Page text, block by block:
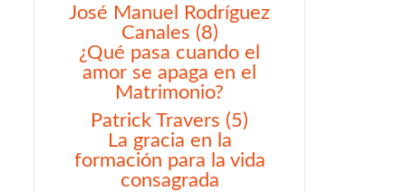
José Manuel Rodríguez
Canales (8)
¿Qué pasa cuando el
amor se apaga en el
Matrimonio?
Patrick Travers (5)
La gracia en la
formación para la vida
consagrada